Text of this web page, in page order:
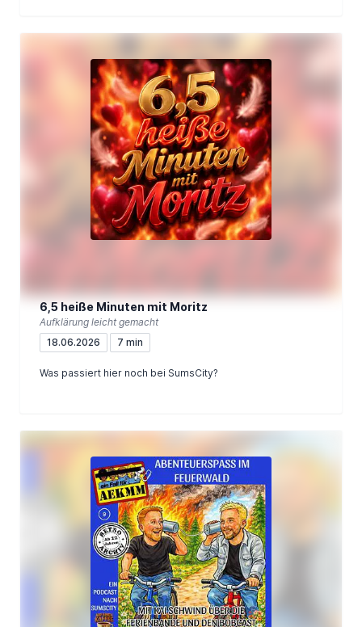
6,5 heiße Minuten mit Moritz
Aufklärung leicht gemacht
18.06.2026
7 min
Was passiert hier noch bei SumsCity?